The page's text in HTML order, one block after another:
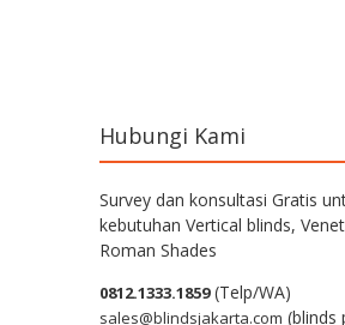
Hubungi Kami
Survey dan konsultasi Gratis
kebutuhan Vertical blinds,
Roman Shades
0812.1333.1859 (Telp/WA)
sales@blindsjakarta.com (blinds